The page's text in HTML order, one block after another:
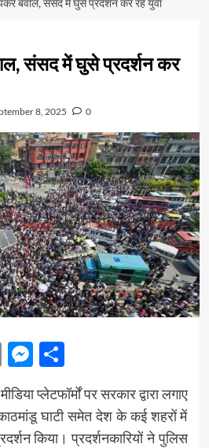
बवाल, संसद में घुसे प्रदर्शन कर रहे युवा
संसद में घुसे प्रदर्शन कर
8, 2025 0
EmailMessenger
Share
प्लेटफॉर्मों पर सरकार द्वारा लगाए
घाटी समेत देश के कई शहरों में
किया। प्रदर्शनकारियों ने पुलिस